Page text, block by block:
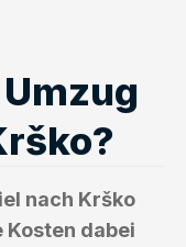
nach Krško
dabei